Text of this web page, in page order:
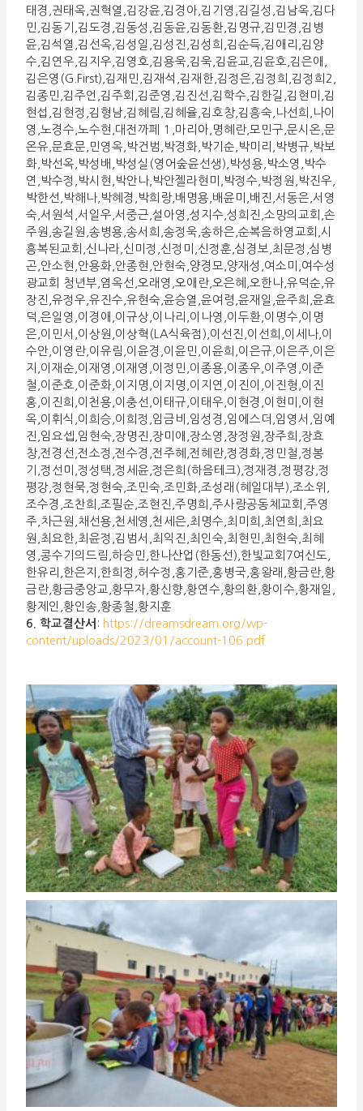
태경,권태옥,권혁열,김강윤,김경아,김기영,김길성,김남옥,김다
민,김동기,김도경,김동성,김동윤,김동환,김명규,김민경,김병
윤,김석열,김선옥,김성일,김성진,김성희,김순득,김애리,김양
수,김연우,김지우,김영호,김용욱,김욱,김윤교,김윤호,김은애,
김은영(G.First),김재민,김재석,김재한,김정은,김정희,김정희2,
김종민,김주언,김주회,김준영,김진선,김학수,김한길,김현미,김
현섭,김현정,김형남,김혜림,김혜율,김호창,김흥숙,나선희,나이
영,노경수,노수현,대전까페１,마리아,명혜란,모민구,문시온,문
온유,문효문,민영옥,박건범,박경화,박기순,박미리,박병규,박보
화,박선옥,박성배,박성실(영어숲윤선생),박성용,박소영,박수
연,박수정,박시현,박안나,박안젤라현미,박정수,박정원,박진우,
박한선,박해나,박혜경,박희랑,배명용,배윤미,배진,서동은,서영
숙,서원석,서일우,서중근,설아영,성지수,성희진,소망의교회,손
주원,송길원,송병용,송서희,송정욱,송하은,순복음하영교회,시
흥복된교회,신나라,신미정,신정미,신정훈,심경보,최문정,심병
곤,안소현,안용화,안종현,안현숙,양경모,양재성,여소미,여수성
광교회 청년부,염옥선,오래영,오애란,오은혜,오한나,유덕순,유
장진,유정우,유진수,유현숙,윤승열,윤여령,윤재일,윤주희,윤효
덕,은일영,이경애,이규상,이나리,이나영,이두환,이명수,이명
은,이민서,이상원,이상혁(LA식육점),이선진,이선희,이세나,이
수안,이영란,이유림,이윤경,이윤민,이윤희,이은규,이은주,이은
지,이재순,이재영,이재영,이정민,이종용,이종우,이주영,이준
철,이준호,이준화,이지명,이지명,이지연,이진이,이진형,이진
홍,이진희,이천용,이충선,이태규,이태우,이현경,이현미,이현
옥,이휘식,이희승,이희정,임금비,임성경,임에스더,임영서,임예
진,임요셉,임현숙,장명진,장미애,장소영,장정원,장주희,장효
창,전경선,전소정,전수경,전주혜,전혜란,정경화,정민철,정봉
기,정선미,정성택,정세윤,정은희(하음테크),정재경,정평강,정
평강,정현묵,정현숙,조민숙,조민화,조성래(혜일대부),조소위,
조수경,조찬희,조필순,조현진,주명희,주사랑공동체교회,주영
주,차근원,채선용,천세영,천세은,최명수,최미희,최연희,최요
원,최요한,최윤정,김범서,최익진,최인숙,최현민,최현숙,최혜
영,콩수기의드림,하승민,한나산업(한동선),한빛교회7여신도,
한유리,한은지,한희정,허수정,홍기준,홍병국,홍왕래,황금란,황
금란,황금중앙교,황무자,황신향,황연수,황의환,황이수,황재일,
황제인,황인송,황종철,황지훈
6. 학교결산서 : https://dreamsdream.org/wp-
content/uploads/2023/01/account-106.pdf